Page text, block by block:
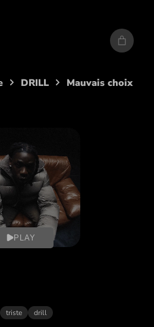
DRILL Mauvais choix
PLAY
triste
drill